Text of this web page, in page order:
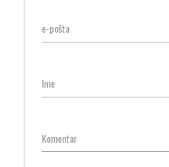
e-pošta
Ime
Komentar